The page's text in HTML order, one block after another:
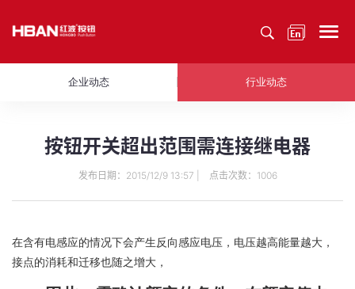
企业动态 行业动态
按钮开关超出范围需连接继电器
发布日期：2015/12/9 13:57 | 点击次数：1006
在含有电感应的情况下会产生反向感应电压，电压越高能量越大，
接点的消耗和迁移也随之增大，